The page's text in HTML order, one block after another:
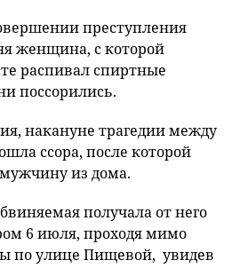
преступления
женщина, с которой
распивал спиртные
поссорились.
накануне трагедии между
ссора, после которой
из дома.
получала от него
6 июля, проходя мимо
по улице Пищевой, увидев